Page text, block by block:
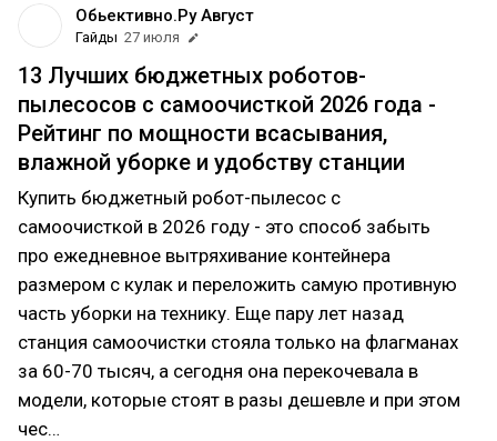
Обьективно.Ру Август
Гайды 27 июля
13 Лучших бюджетных роботов-
пылесосов с самоочисткой 2026 года -
Рейтинг по мощности всасывания,
влажной уборке и удобству станции
Купить бюджетный робот-пылесос с
самоочисткой в 2026 году - это способ забыть
про ежедневное вытряхивание контейнера
размером с кулак и переложить самую противную
часть уборки на технику. Еще пару лет назад
станция самоочистки стояла только на флагманах
за 60-70 тысяч, а сегодня она перекочевала в
модели, которые стоят в разы дешевле и при этом
чес…